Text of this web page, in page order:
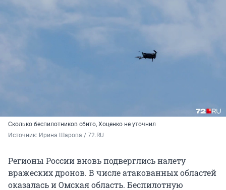
Сколько беспилотников сбито, Хоценко не уточнил
Источник: Ирина Шарова / 72.RU
Регионы России вновь подверглись налету
вражеских дронов. В числе атакованных областей
оказалась и Омская область. Беспилотную